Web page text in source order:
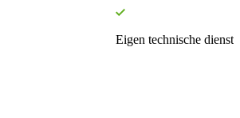
Eigen technische dienst